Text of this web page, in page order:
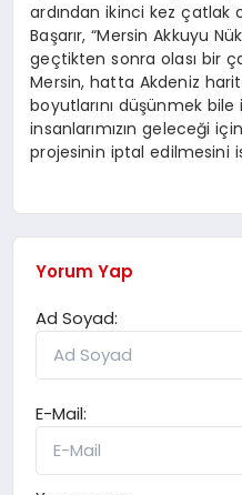
ardından ikinci kez
Başarır, “Mersin Akkuyu
geçtikten sonra olası bir
Mersin, hatta Akdeniz
boyutlarını düşünmek
insanlarımızın geleceği
projesinin iptal edilmesini
Yorum Yap
Ad Soyad:
E-Mail: